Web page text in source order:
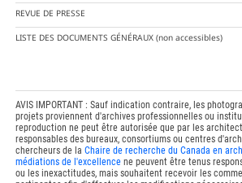
REVUE DE PRESSE
LISTE DES DOCUMENTS GÉNÉRAUX (non accessibles)
AVIS IMPORTANT : Sauf indication contraire, les
projets proviennent d'archives professionnelles ou
reproduction ne peut être autorisée que par les
responsables des bureaux, consortiums ou centres
chercheurs de la Chaire de recherche du Canada en
médiations de l'excellencene peuvent être tenus
ou les inexactitudes, mais souhaitent recevoir les